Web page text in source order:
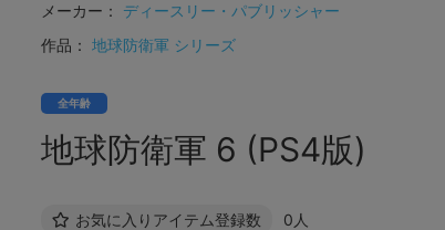
メーカー：
ディースリー・パブリッシャー
作品： 地球防衛軍 シリーズ
全年齢
地球防衛軍 6 (PS4版)
お気に入りアイテム登録数 0人